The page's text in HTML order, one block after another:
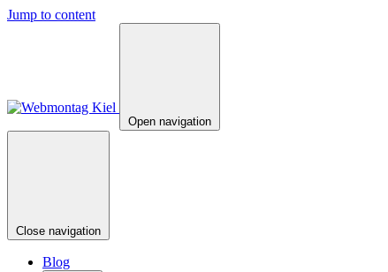
Jump to content
Open navigation
Close navigation
Blog